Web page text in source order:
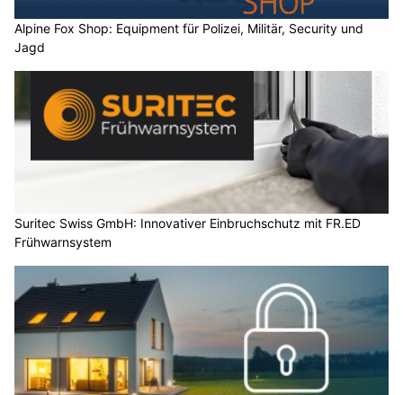
Alpine Fox Shop: Equipment für Polizei, Militär, Security und
Jagd
Suritec Swiss GmbH: Innovativer Einbruchschutz mit FR.ED
Frühwarnsystem